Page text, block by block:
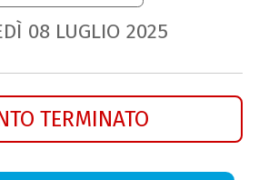
08 LUGLIO 2025
TERMINATO